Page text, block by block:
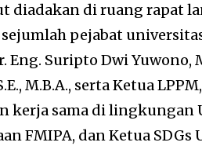
diadakan di ruang rapat
pejabat
Eng. Suripto Dwi Yuwono,
M.B.A., serta Ketua
kerja sama di lingkungan
FMIPA, dan Ketua SDGs